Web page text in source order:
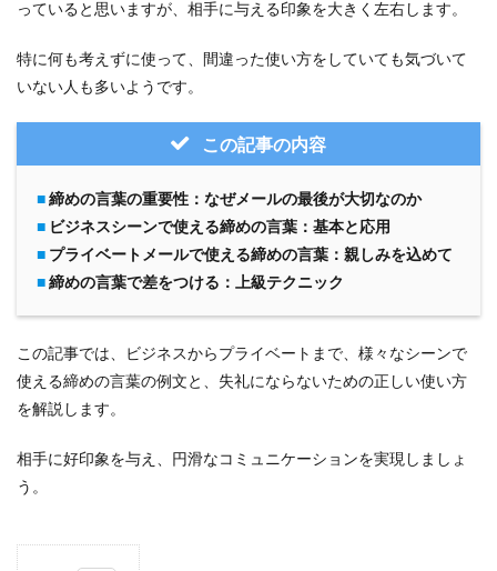
っていると思いますが、相手に与える印象を大きく左右します。
特に何も考えずに使って、間違った使い方をしていても気づいて
いない人も多いようです。
この記事の内容
■締めの言葉の重要性：なぜメールの最後が大切なのか
■ ビジネスシーンで使える締めの言葉：基本と応用
■ プライベートメールで使える締めの言葉：親しみを込めて
■締めの言葉で差をつける：上級テクニック
この記事では、ビジネスからプライベートまで、様々なシーンで
使える締めの言葉の例文と、失礼にならないための正しい使い方
を解説します。
相手に好印象を与え、円滑なコミュニケーションを実現しましょ
う。